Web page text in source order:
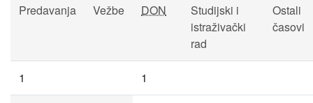
Predavanja Vežbe DON
Studijski i
istraživački
rad
Ostali
časovi
1 1